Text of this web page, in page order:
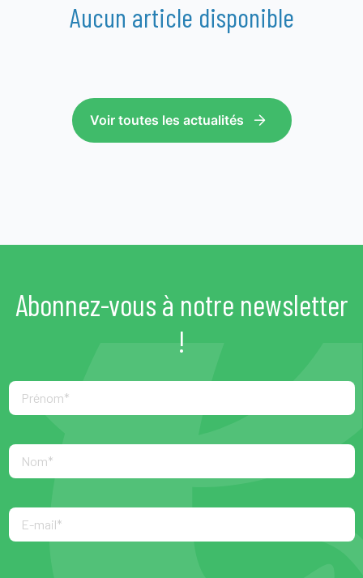
Aucun article disponible
Voir toutes les actualités
Abonnez-vous à notre newsletter
!